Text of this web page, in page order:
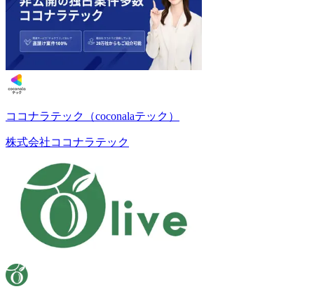
ココナラテック（coconalaテック）
株式会社ココナラテック